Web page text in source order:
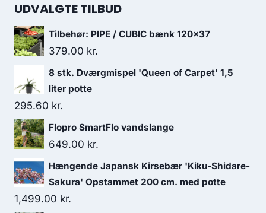
UDVALGTE TILBUD
Tilbehør: PIPE / CUBIC bænk 120x37
379.00 kr.
8 stk. Dværgmispel 'Queen of Carpet' 1,5
liter potte
295.60 kr.
Flopro SmartFlo vandslange
649.00 kr.
Hængende Japansk Kirsebær 'Kiku-Shidare-
Sakura' Opstammet 200 cm. med potte
1,499.00 kr.